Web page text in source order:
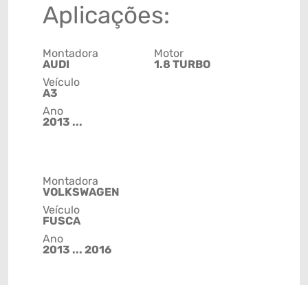
Aplicações:
Montadora
AUDI
Veículo
A3
Ano
2013 ...
Motor
1.8 TURBO
Montadora
VOLKSWAGEN
Veículo
FUSCA
Ano
2013 ... 2016